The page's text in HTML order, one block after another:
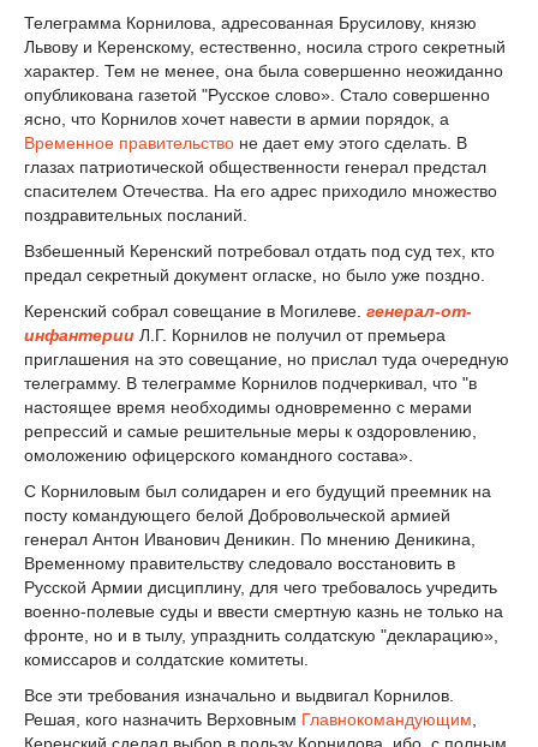
Телеграмма Корнилова, адресованная Брусилову, князю
Львову и Керенскому, естественно, носила строго секретный
характер. Тем не менее, она была совершенно неожиданно
опубликована газетой "Русское слово». Стало совершенно
ясно, что Корнилов хочет навести в армии порядок, а
Временное правительство не дает ему этого сделать. В
глазах патриотической общественности генерал предстал
спасителем Отечества. На его адрес приходило множество
поздравительных посланий.
Взбешенный Керенский потребовал отдать под суд тех, кто
предал секретный документ огласке, но было уже поздно.
Керенский собрал совещание в Могилеве. генерал-от-
инфантерии Л.Г. Корнилов не получил от премьера
приглашения на это совещание, но прислал туда очередную
телеграмму. В телеграмме Корнилов подчеркивал, что "в
настоящее время необходимы одновременно с мерами
репрессий и самые решительные меры к оздоровлению,
омоложению офицерского командного состава».
С Корниловым был солидарен и его будущий преемник на
посту командующего белой Добровольческой армией
генерал Антон Иванович Деникин. По мнению Деникина,
Временному правительству следовало восстановить в
Русской Армии дисциплину, для чего требовалось учредить
военно-полевые суды и ввести смертную казнь не только на
фронте, но и в тылу, упразднить солдатскую "декларацию»,
комиссаров и солдатские комитеты.
Все эти требования изначально и выдвигал Корнилов.
Решая, кого назначить Верховным Главнокомандующим
Керенский сделал выбор в пользу Корнилова, ибо, с полным